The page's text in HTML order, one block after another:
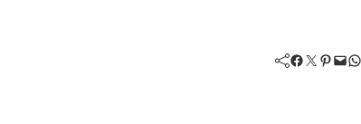
Facebook Twitter Pinterest Mail WhatsApp